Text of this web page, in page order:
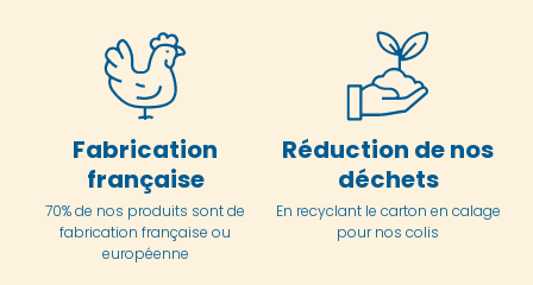
Fabrication
française
70% de nos produits sont de
fabrication française ou
européenne
Réduction de nos
déchets
En recyclant le carton en calage
pour nos colis